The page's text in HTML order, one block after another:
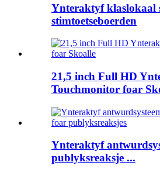
Ynteraktyf klaslokaal
stimtoetseboerden
21,5 inch Full HD
Touchmonitor foar
Ynteraktyf
publyksreaksje ...